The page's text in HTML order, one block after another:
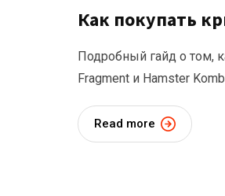
Как покупать
Подробный гайд о том,
Fragment и Hamster
Read more